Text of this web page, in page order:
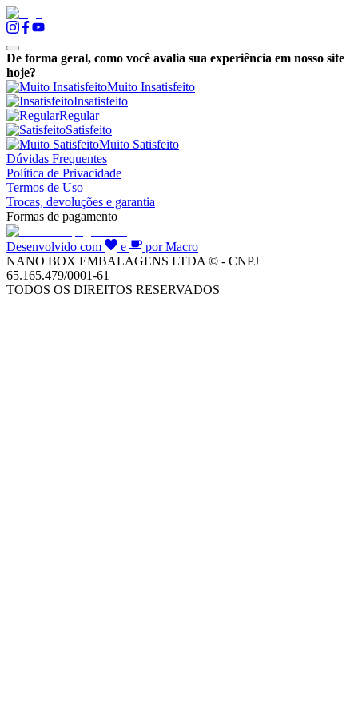
De forma geral, como você avalia sua experiência em nosso site
hoje?
Muito Insatisfeito
Insatisfeito
Regular
Satisfeito
Muito Satisfeito
Dúvidas Frequentes
Política de Privacidade
Termos de Uso
Trocas, devoluções e garantia
Formas de pagamento
Desenvolvido com e
por Macro
NANO BOX EMBALAGENS LTDA © - CNPJ
65.165.479/0001-61
TODOS OS DIREITOS RESERVADOS